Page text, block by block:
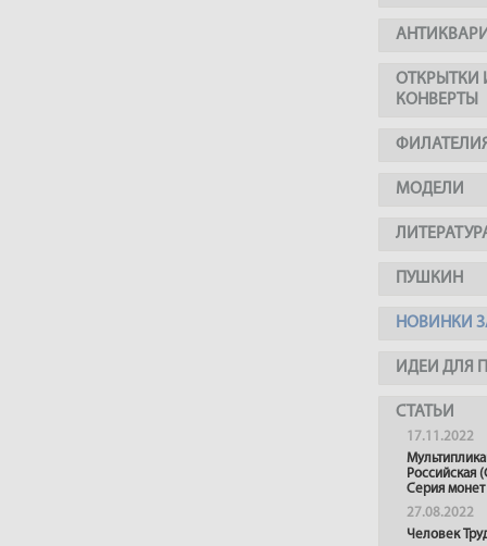
ОТКРЫТКИ
КОНВЕРТЫ
МОДЕЛИ
ПУШКИН
НОВИНКИ
ИДЕИ ДЛЯ
СТАТЬИ
17.11.2022
Российская
Серия монет
27.08.2022
Человек